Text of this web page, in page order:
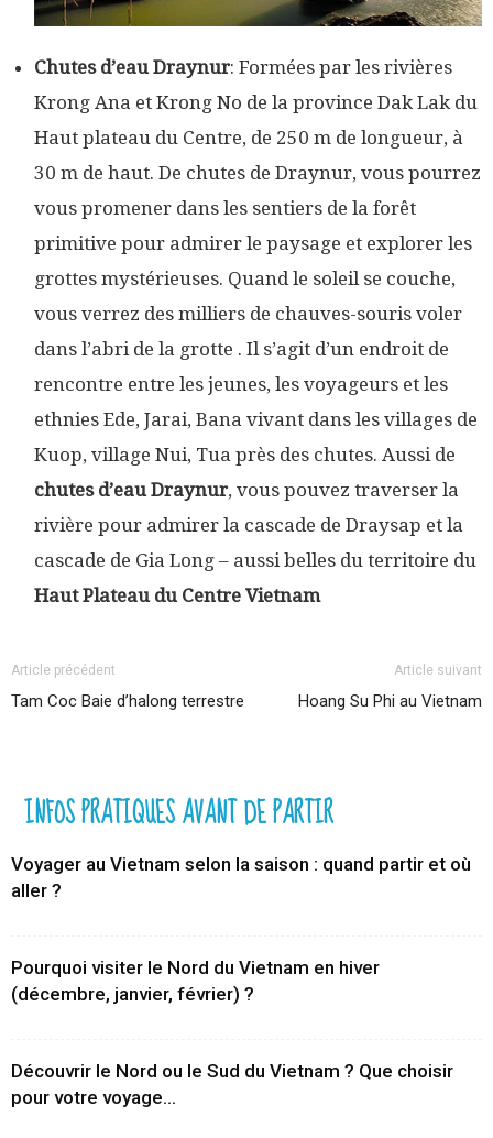
Chutes d’eau Draynur: Formées par les rivières
Krong Ana et Krong No de la province Dak Lak du
Haut plateau du Centre, de 250 m de longueur, à
30 m de haut. De chutes de Draynur, vous pourrez
vous promener dans les sentiers de la forêt
primitive pour admirer le paysage et explorer les
grottes mystérieuses. Quand le soleil se couche,
vous verrez des milliers de chauves-souris voler
dans l’abri de la grotte . Il s’agit d’un endroit de
rencontre entre les jeunes, les voyageurs et les
ethnies Ede, Jarai, Bana vivant dans les villages de
Kuop, village Nui, Tua près des chutes. Aussi de
chutes d’eau Draynur, vous pouvez traverser la
rivière pour admirer la cascade de Draysap et la
cascade de Gia Long – aussi belles du territoire du
Haut Plateau du Centre Vietnam
Article précédent
Tam Coc Baie d’halong terrestre
Article suivant
Hoang Su Phi au Vietnam
INFOS PRATIQUES AVANT DE PARTIR
Voyager au Vietnam selon la saison : quand partir et où
aller ?
Pourquoi visiter le Nord du Vietnam en hiver
(décembre, janvier, février) ?
Découvrir le Nord ou le Sud du Vietnam ? Que choisir
pour votre voyage...